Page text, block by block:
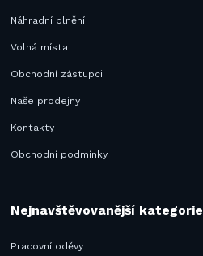
Náhradní plnění
Volná místa
Obchodní zástupci
Naše prodejny
Kontakty
Obchodní podmínky
Nejnavštěvovanější kategorie
Pracovní oděvy